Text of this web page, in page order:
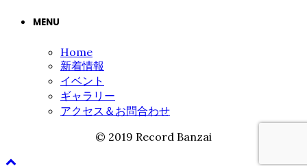
MENU
Home
新着情報
イベント
ギャラリー
アクセス＆お問合わせ
© 2019 Record Banzai